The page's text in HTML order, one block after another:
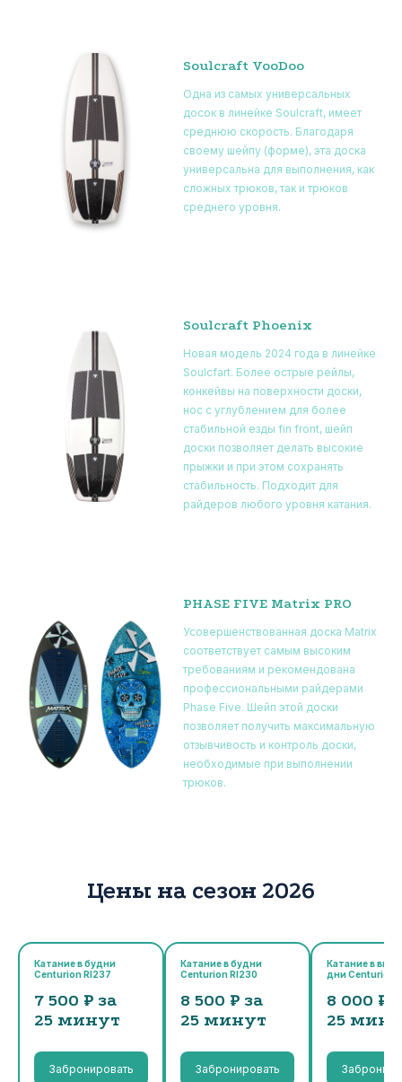
Soulcraft VooDoo
Одна из самых универсальных
досок в линейке Soulcraft, имеет
среднюю скорость. Благодаря
своему шейпу (форме), эта доска
универсальна для выполнения, как
сложных трюков, так и трюков
среднего уровня.
Soulcraft Phoenix
Новая модель 2024 года в линейке
Soulcfart. Более острые рейлы,
конкейвы на поверхности доски,
нос с углублением для более
стабильной езды fin front, шейп
доски позволяет делать высокие
прыжки и при этом сохранять
стабильность. Подходит для
райдеров любого уровня катания.
PHASE FIVE Matrix PRO
Усовершенствованная доска Matrix
соответствует самым высоким
требованиям и рекомендована
профессиональными райдерами
Phase Five. Шейп этой доски
позволяет получить максимальную
отзывчивость и контроль доски,
необходимые при выполнении
трюков.
Цены на сезон 2026
Катание в будни
Centurion RI237
7 500 ₽ за
25 минут
Забронировать
Катание в будни
Centurion RI230
8 500 ₽ за
25 минут
Забронировать
Катание в
дни Centurion
8 000 ₽
25